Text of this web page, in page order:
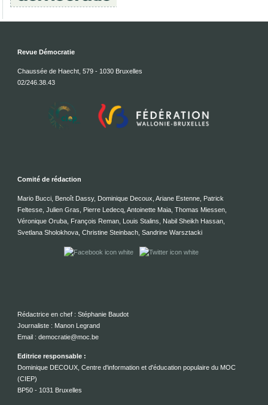
Revue Démocratie
Chaussée de Haecht, 579 - 1030 Bruxelles
02/246.38.43
Comité de rédaction
Mario Bucci, Benoît Dassy, Dominique Decoux, Ariane Estenne, Patrick
Feltesse, Julien Gras, Pierre Ledecq, Antoinette Maia, Thomas Miessen,
Véronique Oruba, François Reman, Louis Stalins, Nabil Sheikh Hassan,
Svetlana Sholokhova, Christine Steinbach, Sandrine Warsztacki
Rédactrice en chef : Stéphanie Baudot
Journaliste : Manon Legrand
Email : democratie@moc.be
Editrice responsable :
Dominique DECOUX, Centre d'information et d'éducation populaire du MOC
(CIEP)
BP50 - 1031 Bruxelles